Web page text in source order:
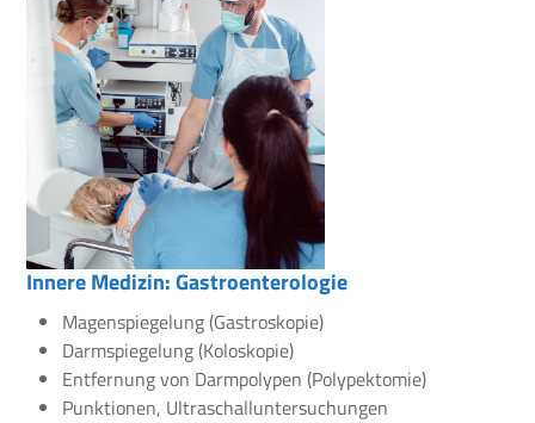
Innere Medizin: Gastroenterologie
Magenspiegelung (Gastroskopie)
Darmspiegelung (Koloskopie)
Entfernung von Darmpolypen (Polypektomie)
Punktionen, Ultraschalluntersuchungen